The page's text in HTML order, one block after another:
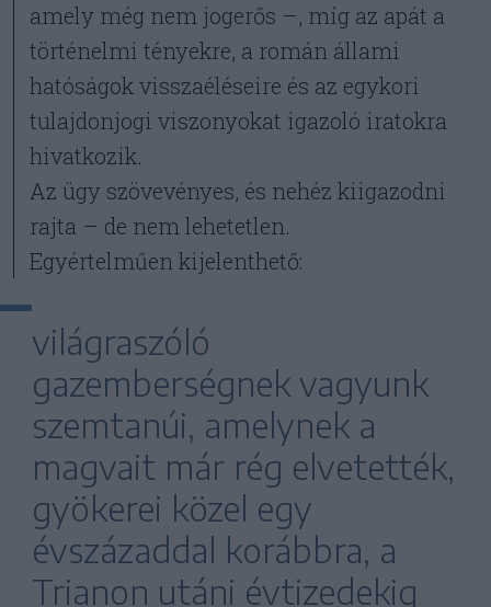
amely még nem jogerős –, míg az apát a
történelmi tényekre, a román állami
hatóságok visszaéléseire és az egykori
tulajdonjogi viszonyokat igazoló iratokra
hivatkozik.
Az ügy szövevényes, és nehéz kiigazodni
rajta – de nem lehetetlen.
Egyértelműen kijelenthető:
világraszóló
gazemberségnek vagyunk
szemtanúi, amelynek a
magvait már rég elvetették,
gyökerei közel egy
évszázaddal korábbra, a
Trianon utáni évtizedekig